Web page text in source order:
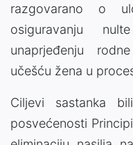
razgovarano o
osiguravanju
unaprjeđenju
učešću žena u
Ciljevi sastanka
posvećenosti